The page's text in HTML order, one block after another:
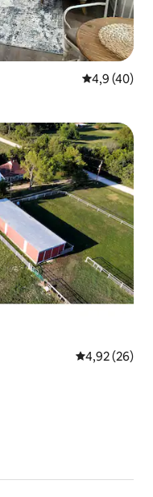
4,9 de uma
4,9 (40)
4,92 de uma
4,92 (26)